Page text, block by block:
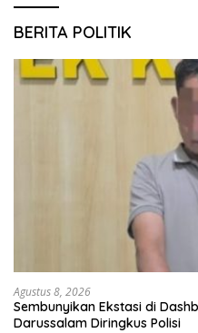
BERITA POLITIK
Agustus 8, 2026
Sembunyikan Ekstasi di
Darussalam Diringkus Polisi